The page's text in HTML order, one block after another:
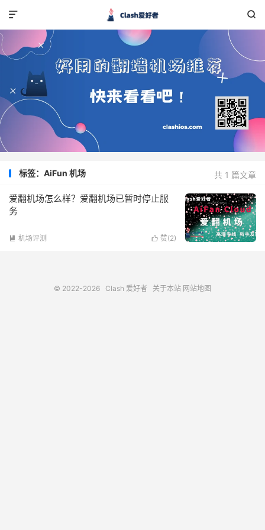


共 1 篇文章
标签：AiFun 机场
爱翻机场怎么样？爱翻机场已暂时停止服
务
 赞(2)
 机场评测
© 2022-2026 Clash 爱好者 关于本站 网站地图